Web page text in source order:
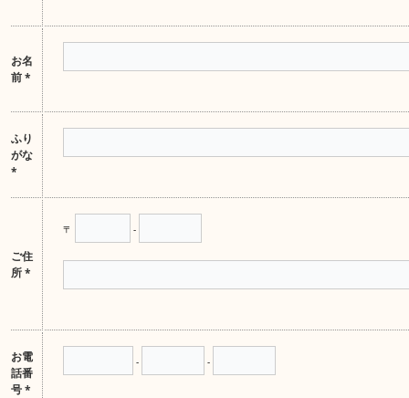
お名
前*
ふり
がな
*
ご住
所*
〒 -
お電
話番
号*
- -